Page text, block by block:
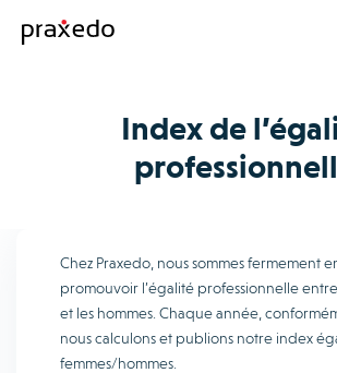
Index de
Chez Praxedo, nous sommes fermement
promouvoir l’égalité professionnelle
et les hommes. Chaque année,
nous calculons et publions notre index
femmes/hommes.